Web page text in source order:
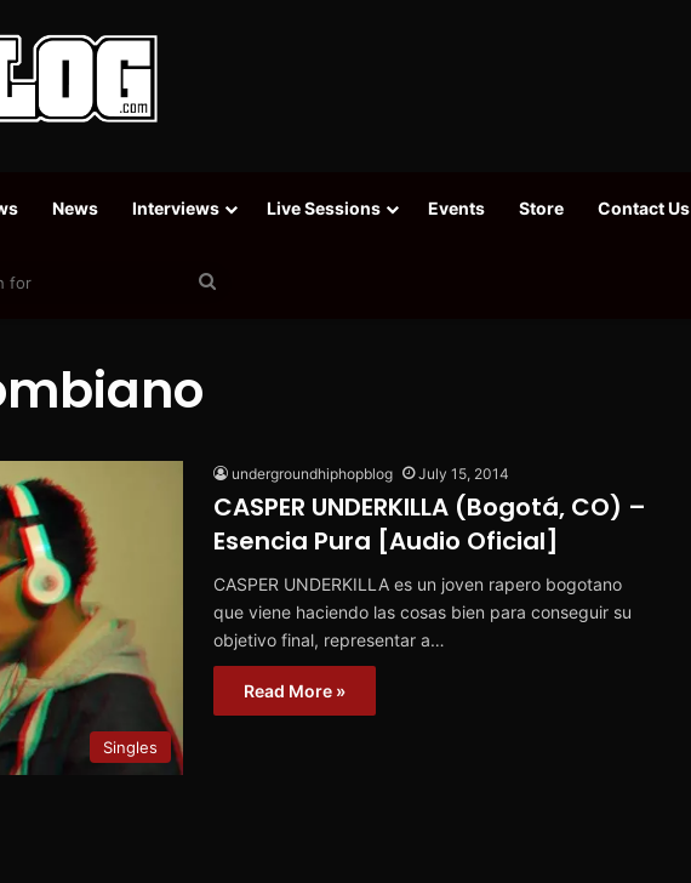
News Interviews Live Sessions Events Store Contact Us
Singles
undergroundhiphopblog July 15, 2014
CASPER UNDERKILLA (Bogotá, CO) –
Esencia Pura [Audio Oficial]
CASPER UNDERKILLA es un joven rapero bogotano
que viene haciendo las cosas bien para conseguir su
objetivo final, representar a…
Read More »